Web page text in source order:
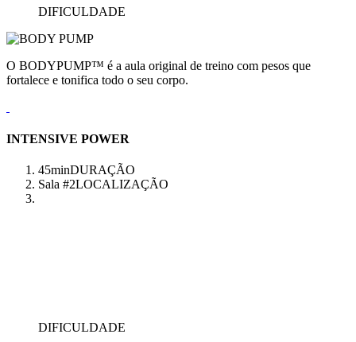
DIFICULDADE
O BODYPUMP™ é a aula original de treino com pesos que
fortalece e tonifica todo o seu corpo.
INTENSIVE POWER
45minDURAÇÃO
Sala #2LOCALIZAÇÃO
DIFICULDADE